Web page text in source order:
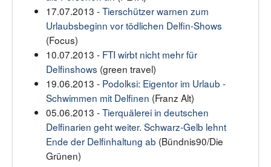
17.07.2013 -Tierschützer warnen zum
Urlaubsbeginn vor tödlichen Delfin-Shows
(Focus)
10.07.2013 - FTI wirbt nicht mehr für
Delfinshows (green travel)
19.06.2013 - Podolksi: Eigentor im Urlaub -
Schwimmen mit Delfinen (Franz Alt)
05.06.2013 -Tierquälerei in deutschen
Delfinarien geht weiter. Schwarz-Gelb lehnt
Ende der Delfinhaltung ab (Bündnis90/Die
Grünen)